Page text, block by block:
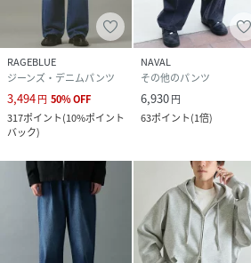
RAGEBLUE
ジーンズ・デニムパンツ
3,494円 50%OFF
317ポイント(10%ポイント
バック)
NAVAL
その他のパンツ
6,930円
63ポイント(1倍)